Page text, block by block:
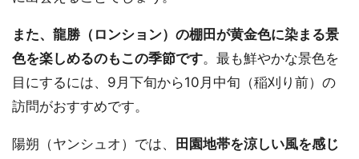
また、龍勝（ロンション）の棚田が黄金色に染まる景
色を楽しめるのもこの季節です。最も鮮やかな景色を
目にするには、9月下旬から10月中旬（稲刈り前）の
訪問がおすすめです。
陽朔（ヤンシュオ）では、
田園地帯を涼しい風を感じ